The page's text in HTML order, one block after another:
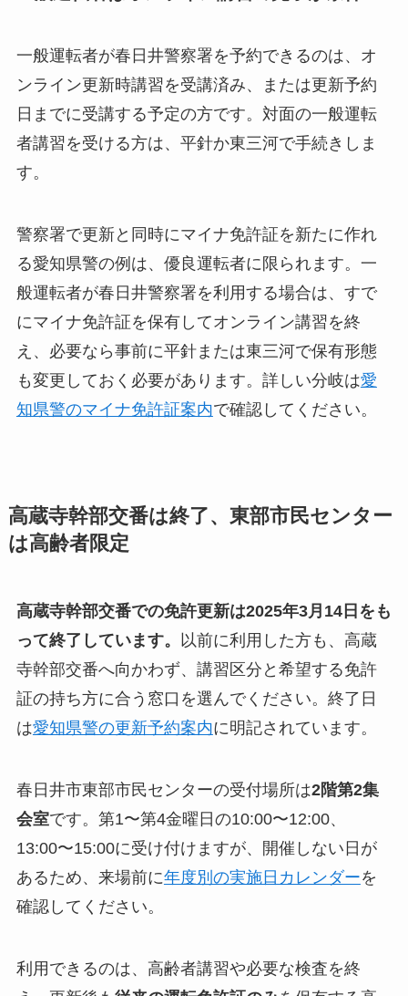
一般運転者が春日井警察署を予約できるのは、オ
ンライン更新時講習を受講済み、または更新予約
日までに受講する予定の方です。対面の一般運転
者講習を受ける方は、平針か東三河で手続きしま
す。
警察署で更新と同時にマイナ免許証を新たに作れ
る愛知県警の例は、優良運転者に限られます。一
般運転者が春日井警察署を利用する場合は、すで
にマイナ免許証を保有してオンライン講習を終
え、必要なら事前に平針または東三河で保有形態
も変更しておく必要があります。詳しい分岐は愛
知県警のマイナ免許証案内で確認してください。
高蔵寺幹部交番は終了、東部市民センター
は高齢者限定
高蔵寺幹部交番での免許更新は2025年3月14日をも
って終了しています。
以前に利用した方も、高蔵
寺幹部交番へ向かわず、講習区分と希望する免許
証の持ち方に合う窓口を選んでください。終了日
は愛知県警の更新予約案内に明記されています。
春日井市東部市民センターの受付場所は2階第2集
会室です。第1〜第4金曜日の10:00〜12:00、
13:00〜15:00に受け付けますが、開催しない日が
あるため、来場前に年度別の実施日カレンダーを
確認してください。
利用できるのは、高齢者講習や必要な検査を終